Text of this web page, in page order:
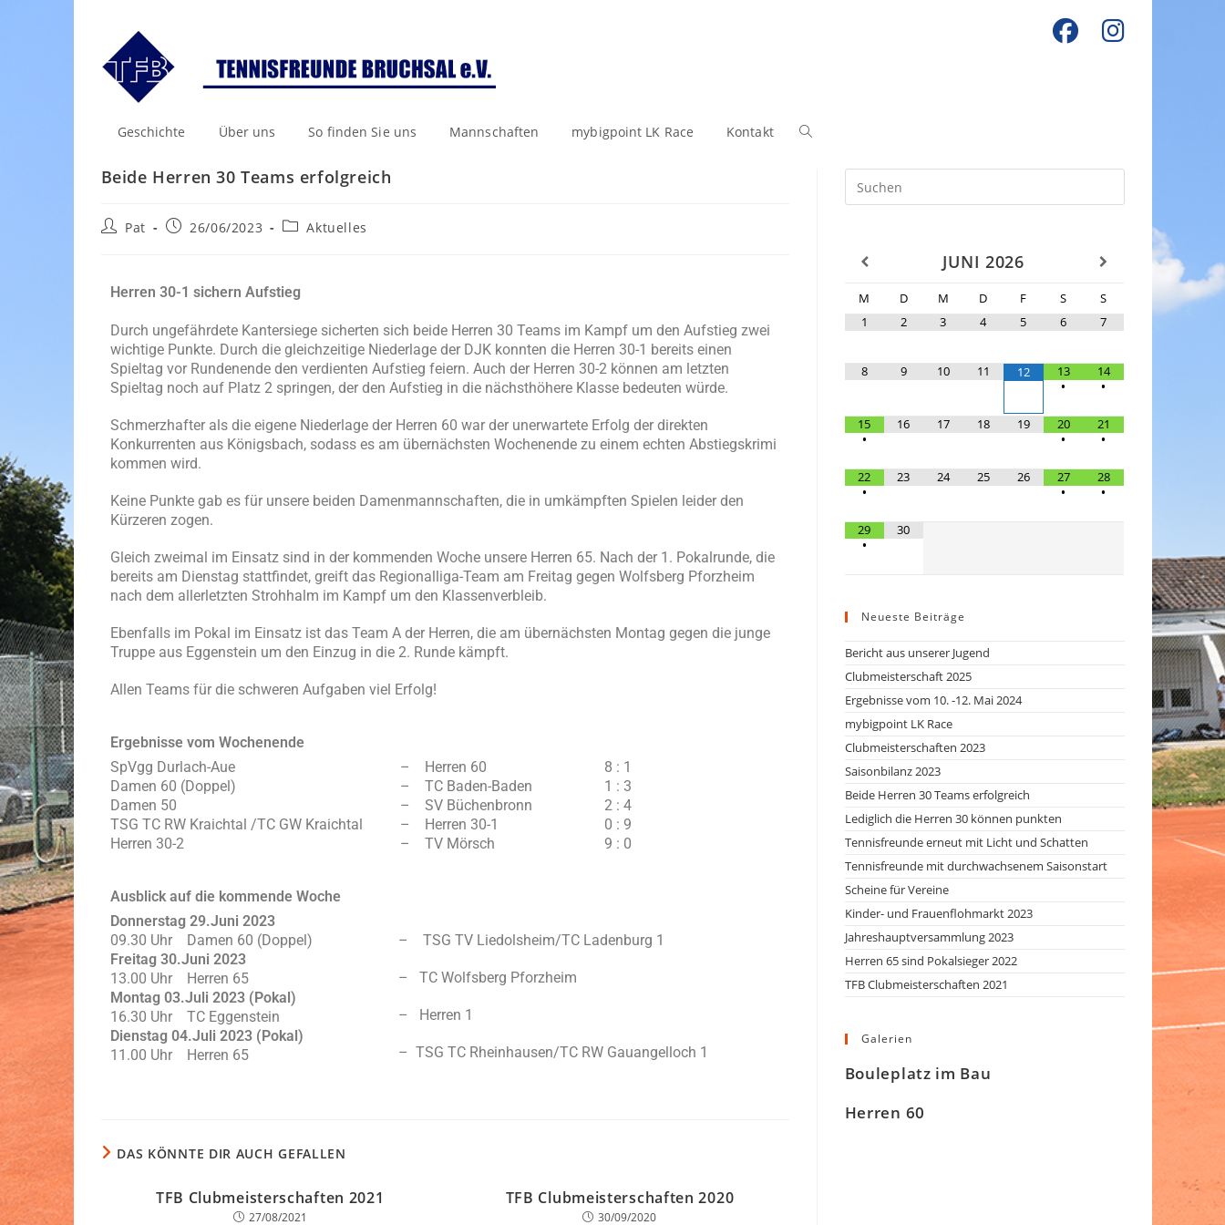
Geschichte Über uns So finden Sie uns Mannschaften mybigpoint LK Race Kontakt
Beide Herren 30 Teams erfolgreich
Pat 26/06/2023 Aktuelles
Herren 30-1 sichern Aufstieg
Durch ungefährdete Kantersiege sicherten sich beide Herren 30 Teams im Kampf um den Aufstieg zwei
wichtige Punkte. Durch die gleichzeitige Niederlage der DJK konnten die Herren 30-1 bereits einen
Spieltag vor Rundenende den verdienten Aufstieg feiern. Auch der Herren 30-2 können am letzten
Spieltag noch auf Platz 2 springen, der den Aufstieg in die nächsthöhere Klasse bedeuten würde.
Schmerzhafter als die eigene Niederlage der Herren 60 war der unerwartete Erfolg der direkten
Konkurrenten aus Königsbach, sodass es am übernächsten Wochenende zu einem echten Abstiegskrimi
kommen wird.
Keine Punkte gab es für unsere beiden Damenmannschaften, die in umkämpften Spielen leider den
Kürzeren zogen.
Gleich zweimal im Einsatz sind in der kommenden Woche unsere Herren 65. Nach der 1. Pokalrunde, die
bereits am Dienstag stattfindet, greift das Regionalliga-Team am Freitag gegen Wolfsberg Pforzheim
nach dem allerletzten Strohhalm im Kampf um den Klassenverbleib.
Ebenfalls im Pokal im Einsatz ist das Team A der Herren, die am übernächsten Montag gegen die junge
Truppe aus Eggenstein um den Einzug in die 2. Runde kämpft.
Allen Teams für die schweren Aufgaben viel Erfolg!
Ergebnisse vom Wochenende
SpVgg Durlach-Aue
Damen 60 (Doppel)
Damen 50
TSG TC RW Kraichtal /TC GW Kraichtal
Herren 30-2
– Herren 60
– TC Baden-Baden
– SV Büchenbronn
– Herren 30-1
– TV Mörsch
8 : 1
1 : 3
2 : 4
0 : 9
9 : 0
Ausblick auf die kommende Woche
Donnerstag 29.Juni 2023
09.30 Uhr Damen 60 (Doppel)
Freitag 30.Juni 2023
13.00 Uhr Herren 65
Montag 03.Juli 2023 (Pokal)
16.30 Uhr TC Eggenstein
Dienstag 04.Juli 2023 (Pokal)
11.00 Uhr Herren 65
– TSG TV Liedolsheim/TC Ladenburg 1
– TC Wolfsberg Pforzheim
– Herren 1
– TSG TC Rheinhausen/TC RW Gauangelloch 1
DAS KÖNNTE DIR AUCH GEFALLEN
TFB Clubmeisterschaften 2021
27/08/2021
TFB Clubmeisterschaften 2020
30/09/2020
JUNI 2026
M D M D F S
S
1
2 3 4 5 6 7
8 9 10 11 12
13
•
14
•
15
•
16 17 18 19
20
•
21
•
22
•
23 24 25 26
27
•
28
•
29
•
30
Neueste Beiträge
Bericht aus unserer Jugend
Clubmeisterschaft 2025
Ergebnisse vom 10. -12. Mai 2024
mybigpoint LK Race
Clubmeisterschaften 2023
Saisonbilanz 2023
Beide Herren 30 Teams erfolgreich
Lediglich die Herren 30 können punkten
Tennisfreunde erneut mit Licht und Schatten
Tennisfreunde mit durchwachsenem Saisonstart
Scheine für Vereine
Kinder- und Frauenflohmarkt 2023
Jahreshauptversammlung 2023
Herren 65 sind Pokalsieger 2022
TFB Clubmeisterschaften 2021
Galerien
Bouleplatz im Bau
Herren 60